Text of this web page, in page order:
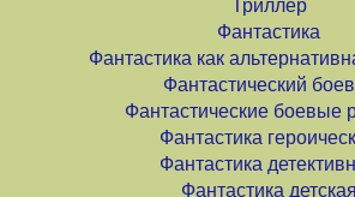
Триллер
Фантастика
Фантастика как
Фантастический
Фантастические боевые
Фантастика
Фантастика
Фантастика детская